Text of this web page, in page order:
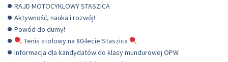
RAJD MOTOCYKLOWY STASZICA
Aktywność, nauka i rozwój!
Powód do dumy!
Tenis stołowy na 80-lecie Staszica
Informacja dla kandydatów do klasy mundurowej OPW